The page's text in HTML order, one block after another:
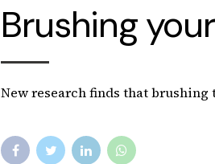
Brushing
New research finds that